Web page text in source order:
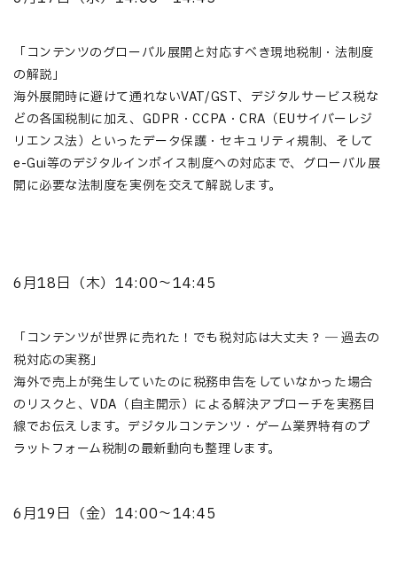
「コンテンツのグローバル展開と対応すべき現地税制・法制度
の解説」
海外展開時に避けて通れないVAT/GST、デジタルサービス税な
どの各国税制に加え、GDPR・CCPA・CRA（EUサイバーレジ
リエンス法）といったデータ保護・セキュリティ規制、そして
e-Gui等のデジタルインボイス制度への対応まで、グローバル展
開に必要な法制度を実例を交えて解説します。
6月18日（木）14:00〜14:45
「コンテンツが世界に売れた！でも税対応は大丈夫？ ― 過去の
税対応の実務」
海外で売上が発生していたのに税務申告をしていなかった場合
のリスクと、VDA（自主開示）による解決アプローチを実務目
線でお伝えします。デジタルコンテンツ・ゲーム業界特有のプ
ラットフォーム税制の最新動向も整理します。
6月19日（金）14:00〜14:45